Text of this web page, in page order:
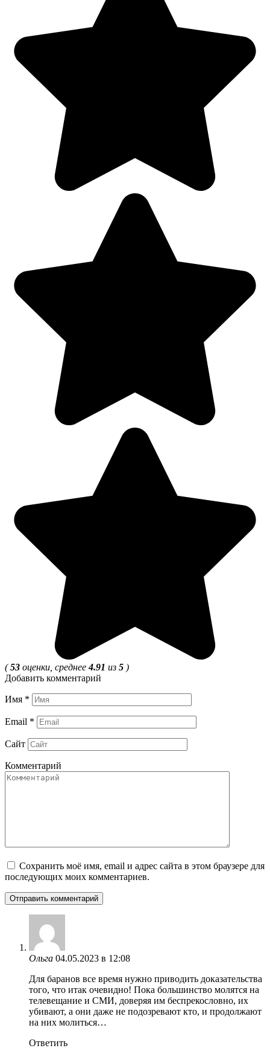
(53 оценки, среднее4.91 из 5 )
Добавить комментарий
Имя *
Email *
Сайт
Комментарий
Сохранить моё имя, email и адрес сайта в этом браузере для
последующих моих комментариев.
Ольга 04.05.2023 в 12:08
Для баранов все время нужно приводить доказательства
того, что итак очевидно! Пока большинство молятся на
телевещание и СМИ, доверяя им беспрекословно, их
убивают, а они даже не подозревают кто, и продолжают
на них молиться…
Ответить